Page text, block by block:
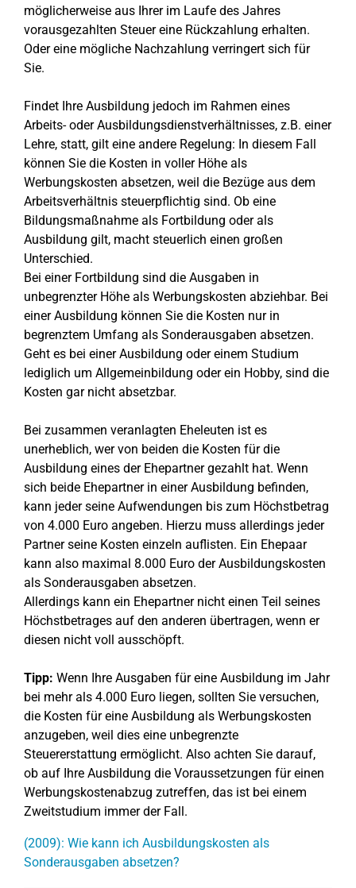
möglicherweise aus Ihrer im Laufe des Jahres
vorausgezahlten Steuer eine Rückzahlung erhalten.
Oder eine mögliche Nachzahlung verringert sich für
Sie.
Findet Ihre Ausbildung jedoch im Rahmen eines
Arbeits- oder Ausbildungsdienstverhältnisses, z.B. einer
Lehre, statt, gilt eine andere Regelung: In diesem Fall
können Sie die Kosten in voller Höhe als
Werbungskosten absetzen, weil die Bezüge aus dem
Arbeitsverhältnis steuerpflichtig sind. Ob eine
Bildungsmaßnahme als Fortbildung oder als
Ausbildung gilt, macht steuerlich einen großen
Unterschied.
Bei einer Fortbildung sind die Ausgaben in
unbegrenzter Höhe als Werbungskosten abziehbar. Bei
einer Ausbildung können Sie die Kosten nur in
begrenztem Umfang als Sonderausgaben absetzen.
Geht es bei einer Ausbildung oder einem Studium
lediglich um Allgemeinbildung oder ein Hobby, sind die
Kosten gar nicht absetzbar.
Bei zusammen veranlagten Eheleuten ist es
unerheblich, wer von beiden die Kosten für die
Ausbildung eines der Ehepartner gezahlt hat. Wenn
sich beide Ehepartner in einer Ausbildung befinden,
kann jeder seine Aufwendungen bis zum Höchstbetrag
von 4.000 Euro angeben. Hierzu muss allerdings jeder
Partner seine Kosten einzeln auflisten. Ein Ehepaar
kann also maximal 8.000 Euro der Ausbildungskosten
als Sonderausgaben absetzen.
Allerdings kann ein Ehepartner nicht einen Teil seines
Höchstbetrages auf den anderen übertragen, wenn er
diesen nicht voll ausschöpft.
Tipp: Wenn Ihre Ausgaben für eine Ausbildung im Jahr
bei mehr als 4.000 Euro liegen, sollten Sie versuchen,
die Kosten für eine Ausbildung als Werbungskosten
anzugeben, weil dies eine unbegrenzte
Steuererstattung ermöglicht. Also achten Sie darauf,
ob auf Ihre Ausbildung die Voraussetzungen für einen
Werbungskostenabzug zutreffen, das ist bei einem
Zweitstudium immer der Fall.
(2009): Wie kann ich Ausbildungskosten als
Sonderausgaben absetzen?